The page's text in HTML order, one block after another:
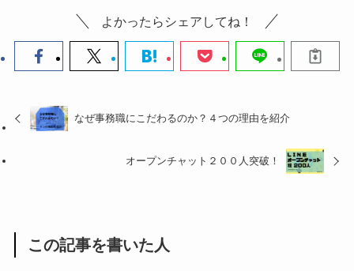
よかったらシェアしてね！
なぜ事務職にこだわるのか？４つの理由を紹介
オープンチャット２００人突破！
この記事を書いた人